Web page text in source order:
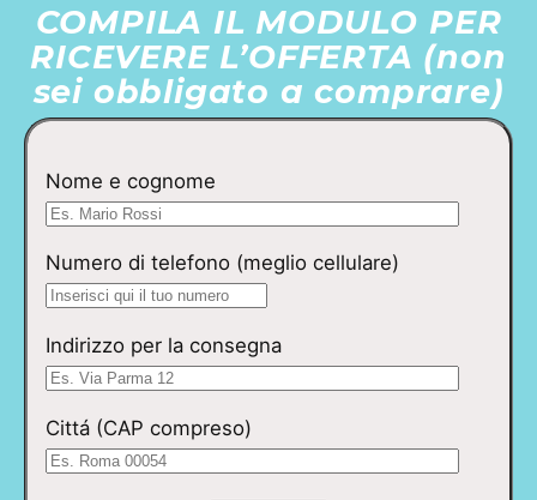
COMPILA IL MODULO PER
RICEVERE L’OFFERTA (non
sei obbligato a comprare)
Nome e cognome
Numero di telefono (meglio cellulare)
Indirizzo per la consegna
Cittá (CAP compreso)